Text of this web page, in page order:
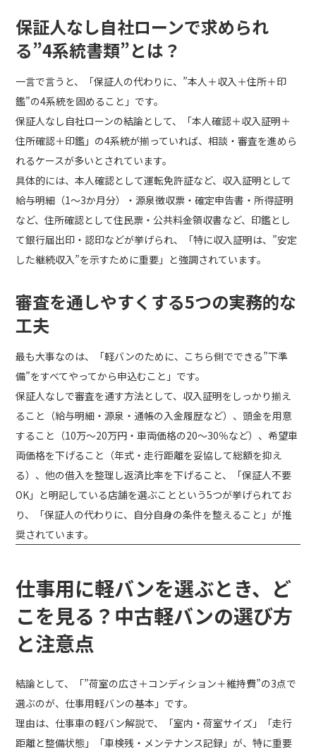
保証人なし自社ローンで求められ
る”4系統書類”とは？
一言で言うと、「保証人の代わりに、”本人＋収入＋住所＋印
鑑”の4系統を固めること」です。
保証人なし自社ローンの結論として、「本人確認＋収入証明＋
住所確認＋印鑑」の4系統が揃っていれば、相談・審査を進めら
れるケースが多いとされています。
具体的には、本人確認として運転免許証など、収入証明として
給与明細（1〜3か月分）・源泉徴収票・確定申告書・所得証明
など、住所確認として住民票・公共料金領収書など、印鑑とし
て銀行届出印・認印などが挙げられ、「特に収入証明は、”安定
した継続収入”を示すために重要」と強調されています。
審査を通しやすくする5つの実務的な
工夫
最も大事なのは、「軽バンのために、こちら側でできる”下準
備”をすべてやってから申込むこと」です。
保証人なしで審査を通す方法として、収入証明をしっかり揃え
ること（給与明細・源泉・通帳の入金履歴など）、頭金を用意
すること（10万〜20万円・車両価格の20〜30％など）、希望車
両価格を下げること（年式・走行距離を妥協して総額を抑え
る）、他の借入を整理し返済比率を下げること、「保証人不要
OK」と明記している店舗を選ぶことという5つが挙げられてお
り、「保証人の代わりに、自分自身の条件を整えること」が推
奨されています。
仕事用に軽バンを選ぶとき、ど
こを見る？中古軽バンの選び方
と注意点
結論として、「”荷室の広さ＋コンディション＋維持費”の3点で
選ぶのが、仕事用軽バンの基本」です。
理由は、仕事車の軽バン解説で、「室内・荷室サイズ」「走行
距離と整備状態」「車検残・メンテナンス記録」が、特に重要